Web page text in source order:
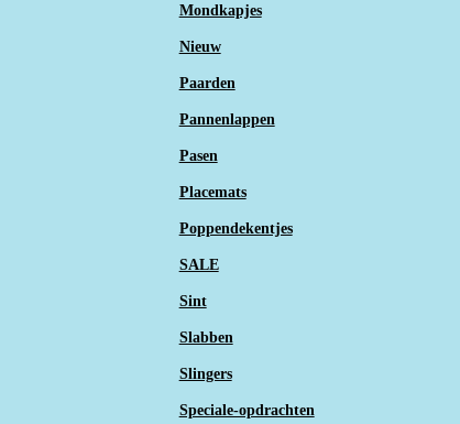
Mondkapjes
Nieuw
Paarden
Pannenlappen
Pasen
Placemats
Poppendekentjes
SALE
Sint
Slabben
Slingers
Speciale-opdrachten